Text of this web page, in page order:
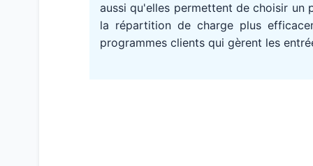
aussi qu'elles permettent de choisir
la répartition de charge plus
programmes clients qui gèrent les